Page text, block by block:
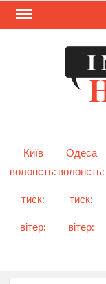
Skip
Київ
Одеса
вологість:
тиск:
вітер:
вологість:
тиск:
вітер: